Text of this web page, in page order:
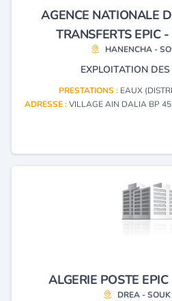
AGENCE NATIONALE
TRANSFERTS EPIC
HANENCHA -
EXPLOITATION
PRESTATIONS : EAUX
ADRESSE :VILLAGE AIN DALIA BP
ALGERIE POSTE
DREA -